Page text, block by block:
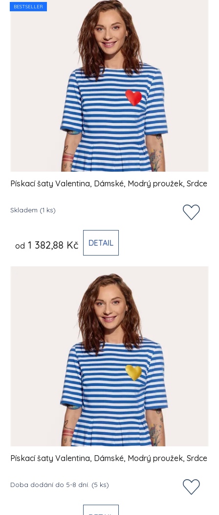
BESTSELLER
Pískací šaty Valentina, Dámské, Modrý proužek, Srdce
Skladem (1 ks)
od 1 382,88 Kč DETAIL
Pískací šaty Valentina, Dámské, Modrý proužek, Srdce
Doba dodání do 5-8 dní. (5 ks)